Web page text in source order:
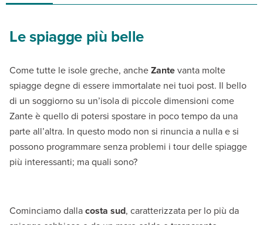
Le spiagge più belle
Come tutte le isole greche, ancheZantevanta molte
spiagge degne di essere immortalate nei tuoi post. Il bello
di un soggiorno su un’isola di piccole dimensioni come
Zante è quello di potersi spostare in poco tempo da una
parte all’altra. In questo modo non si rinuncia a nulla e si
possono programmare senza problemi i tour delle spiagge
più interessanti; ma quali sono?
Cominciamo dallacosta sud, caratterizzata per lo più da